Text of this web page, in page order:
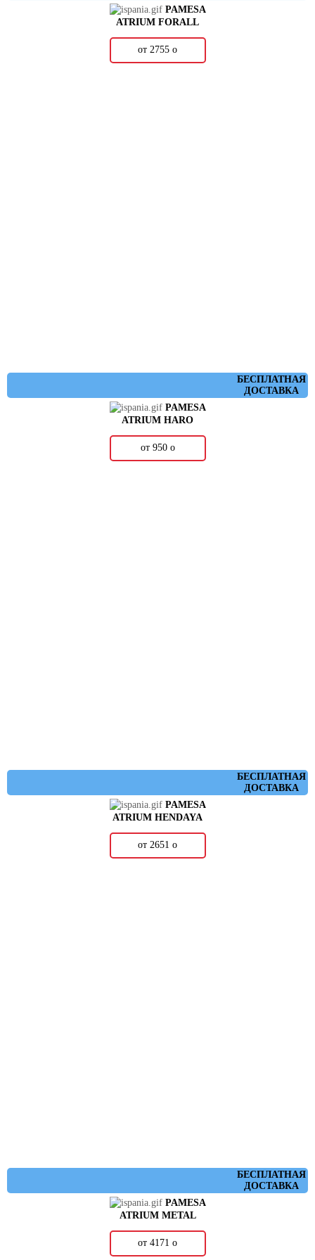
PAMESA
ATRIUM FORALL
от 2755 о
БЕСПЛАТНАЯ
ДОСТАВКА
PAMESA
ATRIUM HARO
от 950 о
БЕСПЛАТНАЯ
ДОСТАВКА
PAMESA
ATRIUM HENDAYA
от 2651 о
БЕСПЛАТНАЯ
ДОСТАВКА
PAMESA
ATRIUM METAL
от 4171 о